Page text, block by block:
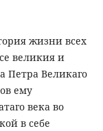
жизни всех
великия и
Петра Великаго
ему
века во
в себе